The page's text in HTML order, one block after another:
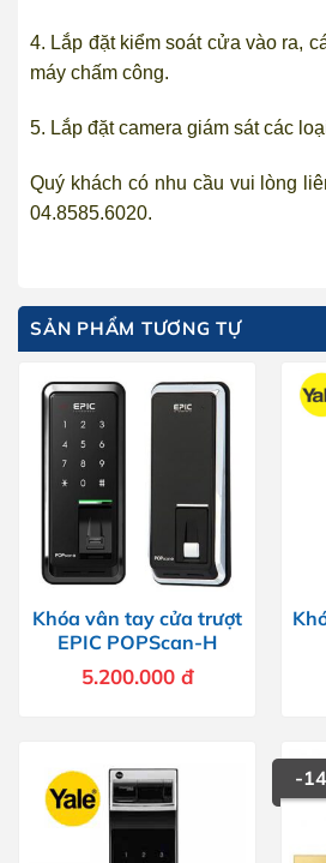
4. Lắp đặt kiểm soát cửa vào ra,
máy chấm công.
5. Lắp đặt camera giám sátcác
Quý khách có nhu cầu vui lòng
04.8585.6020.
SẢN PHẨM TƯƠNG TỰ
Khóa vân tay cửa trượt
EPIC POPScan-H
5.200.000 đ
-